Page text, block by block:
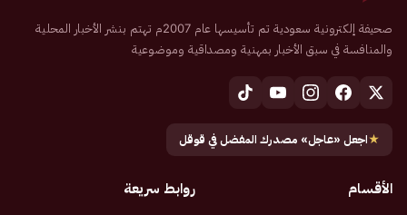
صحيفة إلكترونية سعودية تم تأسيسها عام 2007م تهتم بنشر الأخبار المحلية
والمنافسة في سبق الأخبار بمهنية ومصداقية وموضوعية
★اجعل «عاجل» مصدرك المفضل في قوقل
الأقسام روابط سريعة